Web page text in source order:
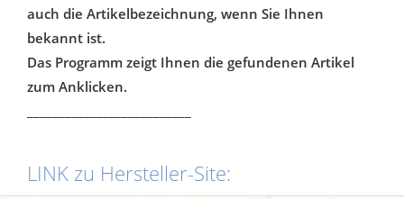
auch die Artikelbezeichnung, wenn Sie Ihnen
bekannt ist.
Das Programm zeigt Ihnen die gefundenen Artikel
zum Anklicken.
LINK zu Hersteller-Site: